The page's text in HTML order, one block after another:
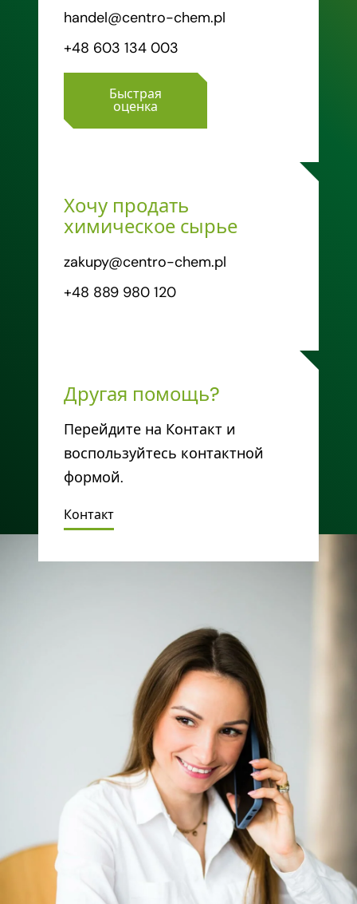
handel@centro-chem.pl
+48 603 134 003
Быстрая
оценка
Хочу продать
химическое сырье
zakupy@centro-chem.pl
+48 889 980 120
Другая помощь?
Перейдите на Контакт и
воспользуйтесь контактной
формой.
Контакт